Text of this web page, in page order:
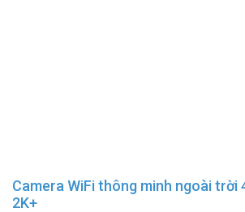
Camera WiFi thông minh ngoài trời
2K+